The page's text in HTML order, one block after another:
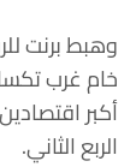
وهبط برنت
خام غرب
أكبر
الربع الثاني.